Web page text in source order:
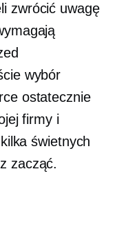
zwrócić uwagę
wybór
ostatecznie
firmy i
świetnych
zacząć.